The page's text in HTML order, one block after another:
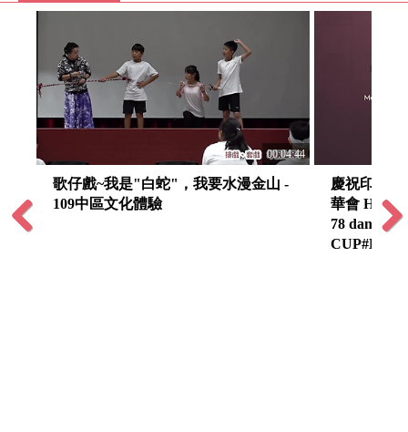
00:04:44
歌仔戲~我是"白蛇"，我要水漫金山 -
109中區文化體驗
慶祝印尼獨
華會 Hari
78
CUP#Ke-2